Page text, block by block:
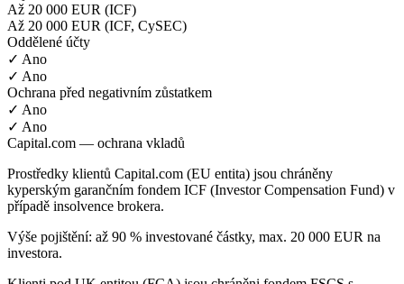
Až 20 000 EUR (ICF)
Až 20 000 EUR (ICF, CySEC)
Oddělené účty
✓ Ano
✓ Ano
Ochrana před negativním zůstatkem
✓ Ano
✓ Ano
Capital.com — ochrana vkladů
Prostředky klientů Capital.com (EU entita) jsou chráněny
kyperským garančním fondem ICF (Investor Compensation Fund) v
případě insolvence brokera.
Výše pojištění: až 90 % investované částky, max. 20 000 EUR na
investora.